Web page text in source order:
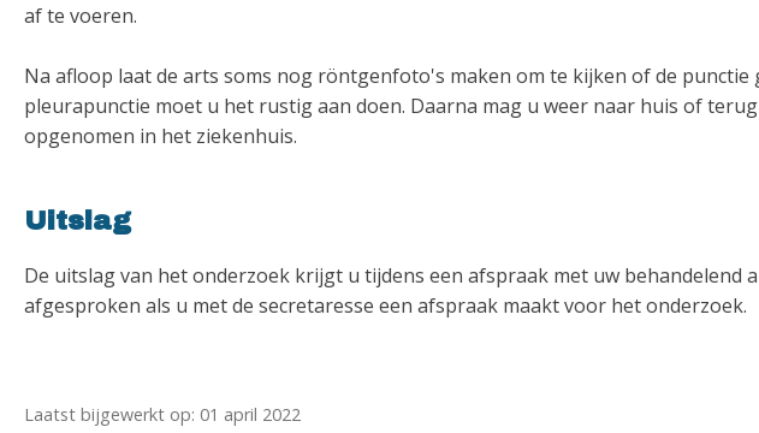
af te voeren.
Na afloop laat de arts soms nog röntgenfoto's maken om te kijken of de punctie
pleurapunctie moet u het rustig aan doen. Daarna mag u weer naar huis of
opgenomen in het ziekenhuis.
Uitslag
De uitslag van het onderzoek krijgt u tijdens een afspraak met uw behandelend
afgesproken als u met de secretaresse een afspraak maakt voor het onderzoek.
Laatst bijgewerkt op: 01 april 2022